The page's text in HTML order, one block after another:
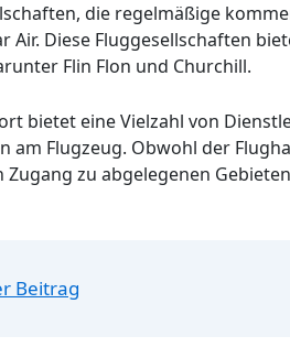
die regelmäßige
Air. Diese Fluggesellschaften
Flin Flon und Churchill.
bietet eine Vielzahl von
am Flugzeug. Obwohl der
Zugang zu abgelegenen
Beitrag